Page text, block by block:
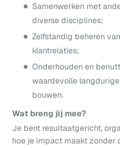
Samenwerken met
diverse disciplines;
Zelfstandig beheren
klantrelaties;
Onderhouden en
waardevolle
bouwen.
Wat breng jij mee?
Je bent resultaatgericht,
hoe je impact maakt zonder